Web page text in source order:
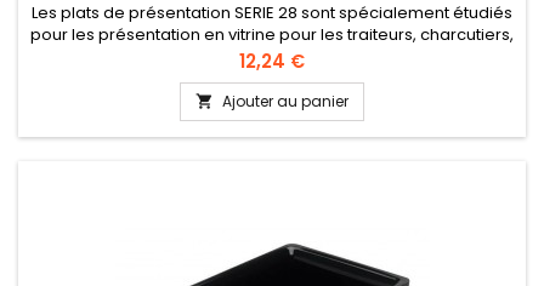
Les plats de présentation SERIE 28 sont spécialement étudiés
pour les présentation en vitrine pour les traiteurs, charcutiers,
boucherie, etc... Lavable en lave-vaisselle Plexi alimentaire
Hauteur 20 mm
Prix
12,24 €
 Ajouter au panier